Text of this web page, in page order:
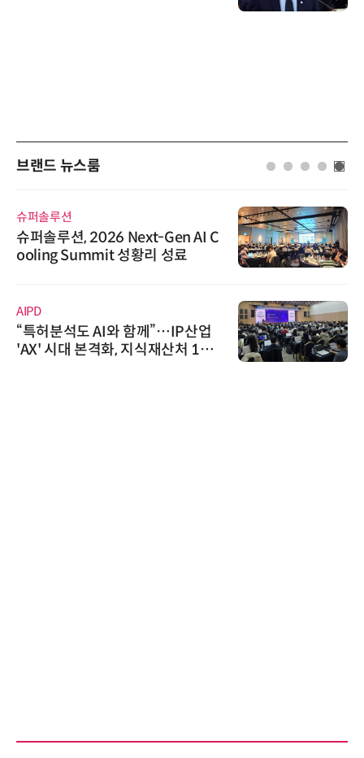
브랜드 뉴스룸
슈퍼솔루션
슈퍼솔루션, 2026 Next-Gen AI C
ooling Summit 성황리 성료
AIPD
“특허분석도 AI와 함께”…IP산업
'AX' 시대 본격화, 지식재산처 1호